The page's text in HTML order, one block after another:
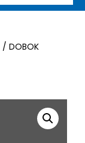
/ DOBOK